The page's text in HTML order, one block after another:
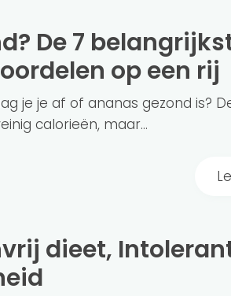
op een rij
je je af of ananas gezond is?
calorieën, maar...